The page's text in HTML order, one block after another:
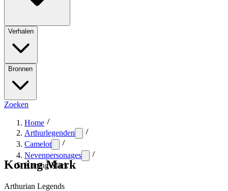
Verhalen
Bronnen
Zoeken
Home
Arthurlegenden
Camelot
Nevenpersonages
Koning Mark
Koning Mark
Arthurian Legends